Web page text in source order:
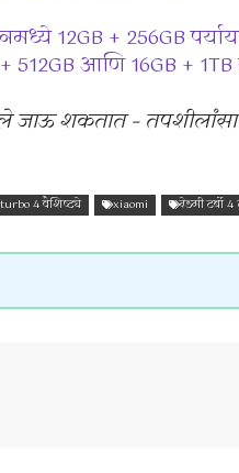
12GB + 256GB
+ 512GB आणि 16GB +
शकतात –
4 वैशिष्ट्ये xiaomi रेडमी टर्बो